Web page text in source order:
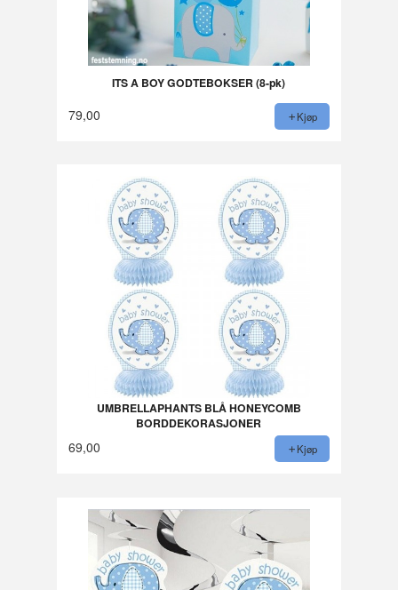
ITS A BOY GODTEBOKSER (8-pk)
79,00 Kjøp
UMBRELLAPHANTS BLÅ HONEYCOMB
BORDDEKORASJONER
69,00 Kjøp